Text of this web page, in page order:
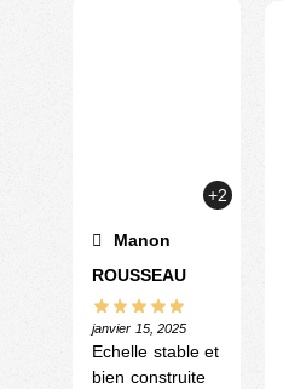
+2
Manon
ROUSSEAU
janvier 15, 2025
Echelle stable et
bien construite